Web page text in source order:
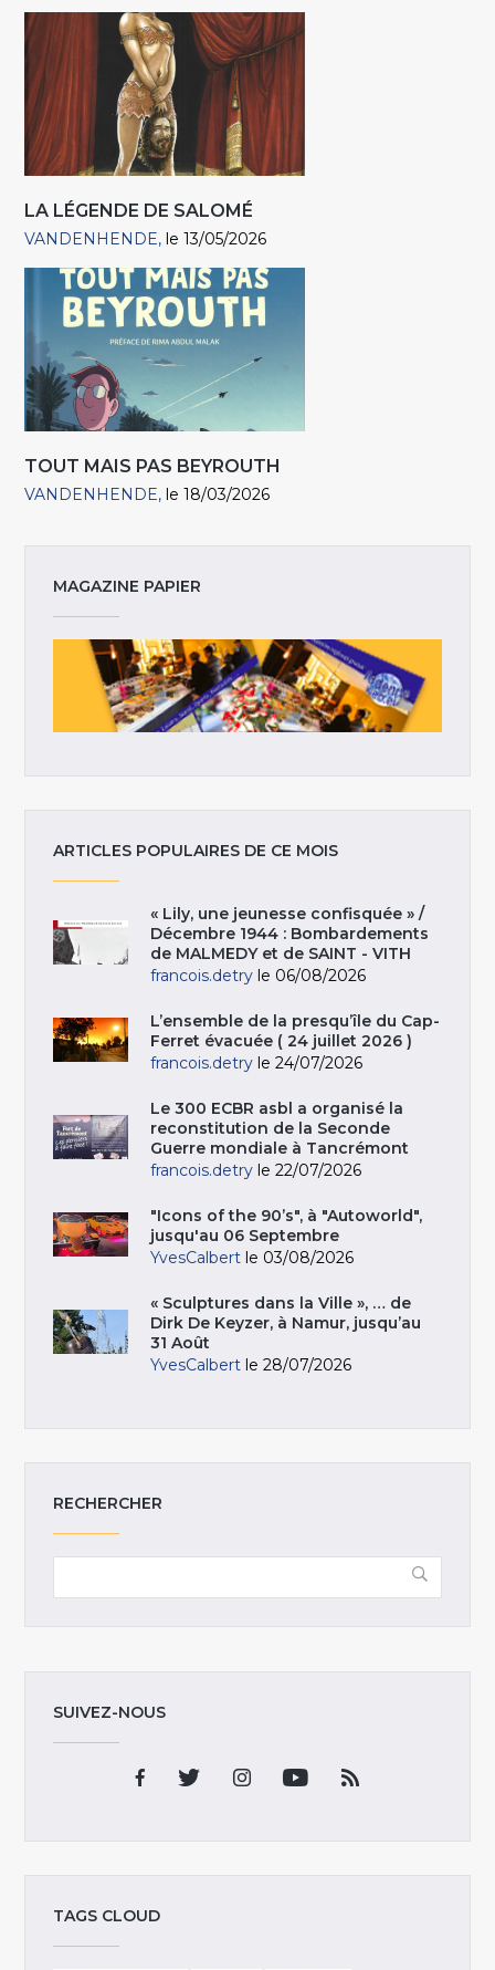
LA LÉGENDE DE SALOMÉ
VANDENHENDE le 13/05/2026
TOUT MAIS PAS BEYROUTH
VANDENHENDE le 18/03/2026
MAGAZINE PAPIER
ARTICLES POPULAIRES DE CE MOIS
« Lily, une jeunesse confisquée » /
Décembre 1944 : Bombardements
de MALMEDY et de SAINT - VITH
francois.detry le 06/08/2026
L’ensemble de la presqu’île du Cap-
Ferret évacuée ( 24 juillet 2026 )
francois.detry le 24/07/2026
Le 300 ECBR asbl a organisé la
reconstitution de la Seconde
Guerre mondiale à Tancrémont
francois.detry le 22/07/2026
"Icons of the 90’s", à "Autoworld",
jusqu'au 06 Septembre
YvesCalbert le 03/08/2026
« Sculptures dans la Ville », … de
Dirk De Keyzer, à Namur, jusqu’au
31 Août
YvesCalbert le 28/07/2026
RECHERCHER
SUIVEZ-NOUS
TAGS CLOUD